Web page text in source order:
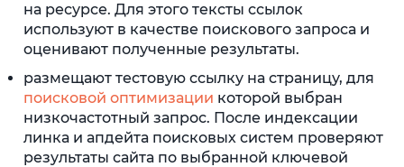
на ресурсе. Для этого тексты ссылок
используют в качестве поискового запроса и
оценивают полученные результаты.
размещают тестовую ссылку на страницу, для
поисковой оптимизации которой выбран
низкочастотный запрос. После индексации
линка и апдейта поисковых систем проверяют
результаты сайта по выбранной ключевой